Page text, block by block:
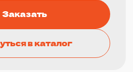
Заказать
в каталог